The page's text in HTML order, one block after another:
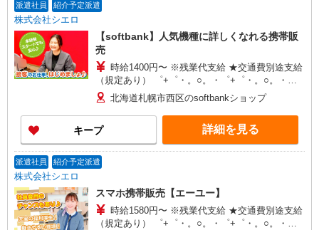
派遣社員 紹介予定派遣
株式会社シエロ
【softbank】人気機種に詳しくなれる携帯販
売
時給1400円〜 ※残業代支給 ★交通費別途支給
（規定あり） ゜+゜・。○。・゜+゜・。○。・゜
+゜ 入社祝い金10万円支給(規定有) お友達を紹介
頂くと, インセンティブ支給(規定有) ★月2回払
い・週払い可能（規程有）★ ゜・。○。・゜
+゜・。○。・゜+゜
北海道札幌市西区のsoftbankショップ
キープ 詳細を見る
派遣社員 紹介予定派遣
株式会社シエロ
スマホ携帯販売【エーユー】
時給1580円〜 ※残業代支給 ★交通費別途支給
（規定あり） ゜+゜・。○。・゜+゜・。○。・゜